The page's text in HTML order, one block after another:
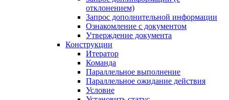
отклонением)
Запрос дополнительной информации
Ознакомление с документом
Утверждение документа
Конструкции
Итератор
Команда
Параллельное выполнение
Параллельное ожидание действия
Условие